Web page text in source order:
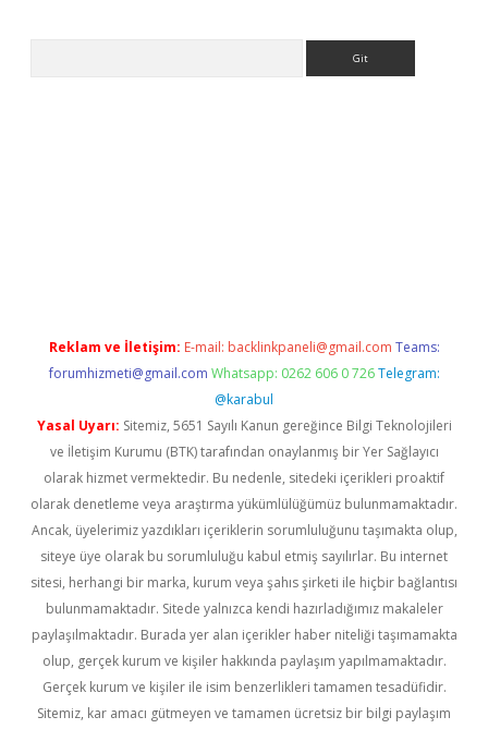
Reklam ve İletişim: E-mail: backlinkpaneli@gmail.com Teams:
forumhizmeti@gmail.com Whatsapp: 0262 606 0 726 Telegram:
@karabul
Yasal Uyarı: Sitemiz, 5651 Sayılı Kanun gereğince Bilgi Teknolojileri
ve İletişim Kurumu (BTK) tarafından onaylanmış bir Yer Sağlayıcı
olarak hizmet vermektedir. Bu nedenle, sitedeki içerikleri proaktif
olarak denetleme veya araştırma yükümlülüğümüz bulunmamaktadır.
Ancak, üyelerimiz yazdıkları içeriklerin sorumluluğunu taşımakta olup,
siteye üye olarak bu sorumluluğu kabul etmiş sayılırlar. Bu internet
sitesi, herhangi bir marka, kurum veya şahıs şirketi ile hiçbir bağlantısı
bulunmamaktadır. Sitede yalnızca kendi hazırladığımız makaleler
paylaşılmaktadır. Burada yer alan içerikler haber niteliği taşımamakta
olup, gerçek kurum ve kişiler hakkında paylaşım yapılmamaktadır.
Gerçek kurum ve kişiler ile isim benzerlikleri tamamen tesadüfidir.
Sitemiz, kar amacı gütmeyen ve tamamen ücretsiz bir bilgi paylaşım